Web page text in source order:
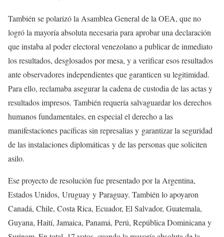
También se polarizó la Asamblea General de la OEA, que no
logró la mayoría absoluta necesaria para aprobar una declaración
que instaba al poder electoral venezolano a publicar de inmediato
los resultados, desglosados por mesa, y a verificar esos resultados
ante observadores independientes que garanticen su legitimidad.
Para ello, reclamaba asegurar la cadena de custodia de las actas y
resultados impresos. También requería salvaguardar los derechos
humanos fundamentales, en especial el derecho a las
manifestaciones pacíficas sin represalias y garantizar la seguridad
de las instalaciones diplomáticas y de las personas que soliciten
asilo.
Ese proyecto de resolución fue presentado por la Argentina,
Estados Unidos, Uruguay y Paraguay. También lo apoyaron
Canadá, Chile, Costa Rica, Ecuador, El Salvador, Guatemala,
Guyana, Haití, Jamaica, Panamá, Perú, República Dominicana y